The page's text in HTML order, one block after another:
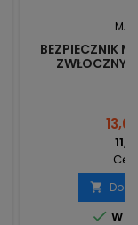
BEZPIECZNIK
ZWŁOCZNY

 W